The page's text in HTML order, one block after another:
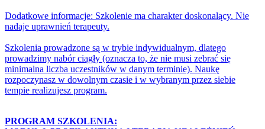
Dodatkowe informacje: Szkolenie ma charakter doskonalący. Nie
nadaje uprawnień terapeuty.
Szkolenia prowadzone są w trybie indywidualnym, dlatego
prowadzimy nabór ciągły (oznacza to, że nie musi zebrać się
minimalna liczba uczestników w danym terminie). Naukę
rozpoczynasz w dowolnym czasie i w wybranym przez siebie
tempie realizujesz program.
PROGRAM SZKOLENIA: